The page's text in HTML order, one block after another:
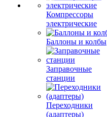
Компрессоры
электрические
Баллоны и колбы
Заправочные
станции
Переходники
(адаптеры)